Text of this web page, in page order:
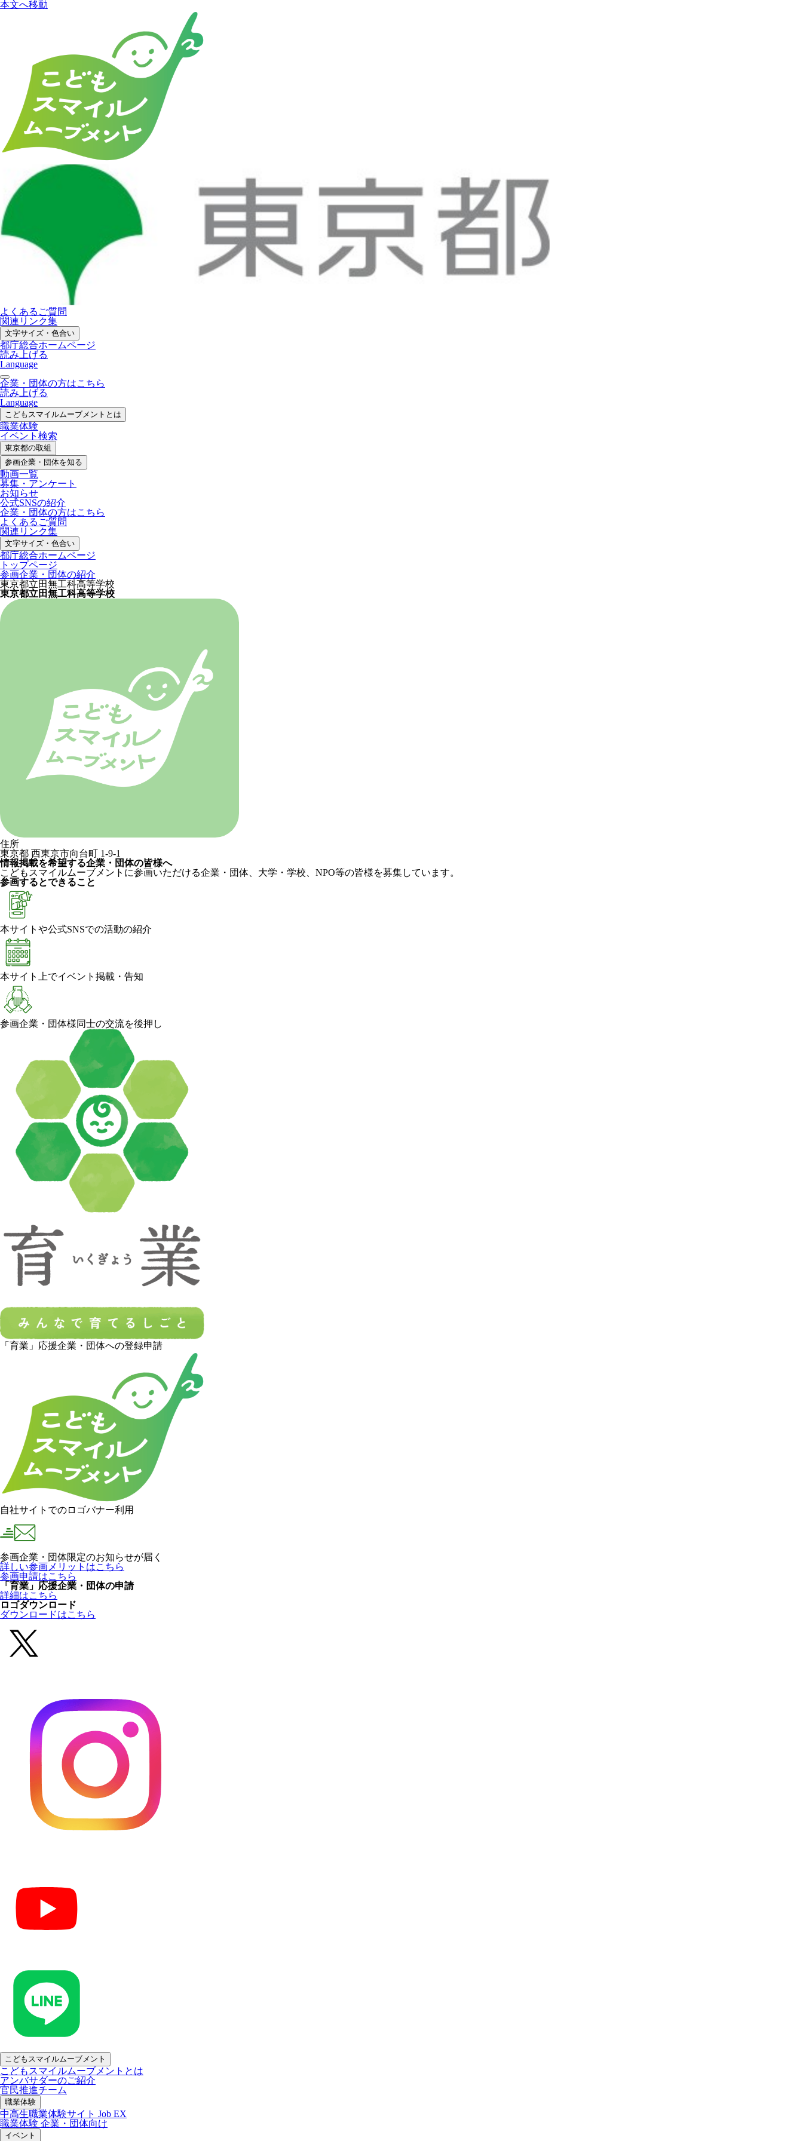
本文へ移動
よくあるご質問
関連リンク集
文字サイズ・色合い
都庁総合ホームページ
読み上げる
Language
企業・団体の方はこちら
読み上げる
Language
こどもスマイルムーブメントとは
職業体験
イベント検索
東京都の取組
参画企業・ 団体を知る
動画一覧
募集・ アンケート
お知らせ
公式SNSの紹介
企業・団体の方はこちら
よくあるご質問
関連リンク集
文字サイズ・色合い
都庁総合ホームページ
トップページ
参画企業・団体の紹介
東京都立田無工科高等学校
東京都立田無工科高等学校
住所
東京都 西東京市向台町 1-9-1
情報掲載を希望する企業・団体の皆様へ
こどもスマイルムーブメントに参画いただける企業・団体、大学・学校、NPO等の皆様を募集しています。
参画するとできること
本サイトや公式SNSでの活動の紹介
本サイト上でイベント掲載・告知
参画企業・団体様同士の交流を後押し
「育業」応援企業・団体への登録申請
自社サイトでのロゴバナー利用
参画企業・団体限定のお知らせが届く
詳しい参画メリットはこちら
参画申請はこちら
「育業」応援企業・団体の申請
詳細はこちら
ロゴダウンロード
ダウンロードはこちら
こどもスマイルムーブメント
こどもスマイルムーブメントとは
アンバサダーのご紹介
官民推進チーム
職業体験
中高生職業体験サイト Job EX
職業体験 企業・団体向け
イベント